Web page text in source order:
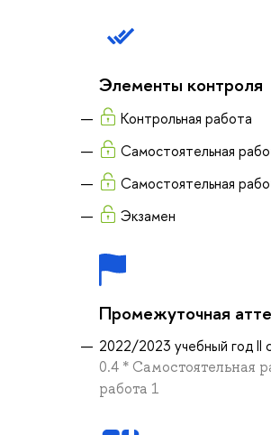
Элементы контроля
Контрольная работа
Самостоятельная
Самостоятельная
Экзамен
Промежуточная
2022/2023 учебный год II
0.4 * Самостоятельная
работа 1